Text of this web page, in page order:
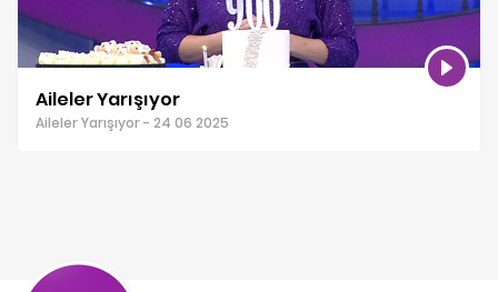
Aileler Yarışıyor
Aileler Yarışıyor - 24 06 2025